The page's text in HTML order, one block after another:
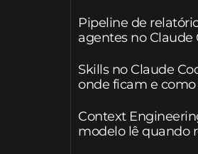
Pipeline de
agentes no Claude
Skills no Claude
onde ficam e
Context
modelo lê quando